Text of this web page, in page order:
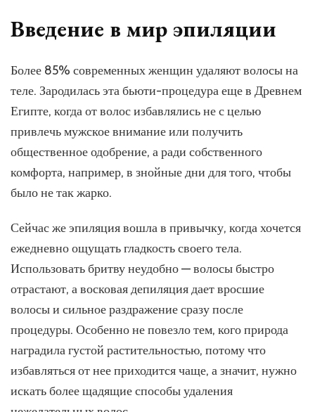
Введение в мир эпиляции
Более 85% современных женщин удаляют волосы на
теле. Зародилась эта бьюти-процедура еще в Древнем
Египте, когда от волос избавлялись не с целью
привлечь мужское внимание или получить
общественное одобрение, а ради собственного
комфорта, например, в знойные дни для того, чтобы
было не так жарко.
Сейчас же эпиляция вошла в привычку, когда хочется
ежедневно ощущать гладкость своего тела.
Использовать бритву неудобно — волосы быстро
отрастают, а восковая депиляция дает вросшие
волосы и сильное раздражение сразу после
процедуры. Особенно не повезло тем, кого природа
наградила густой растительностью, потому что
избавляться от нее приходится чаще, а значит, нужно
искать более щадящие способы удаления